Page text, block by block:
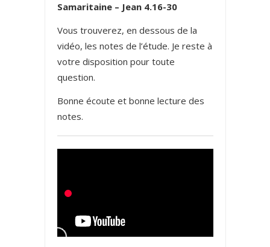
Samaritaine – Jean 4.16-30
Vous trouverez, en dessous de la
vidéo, les notes de l’étude. Je reste à
votre disposition pour toute
question.
Bonne écoute et bonne lecture des
notes.